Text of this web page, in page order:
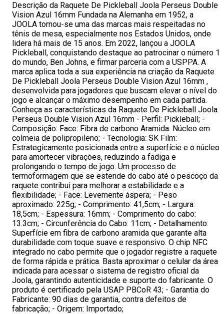
Descrição da Raquete De Pickleball Joola Perseus Double
Vision Azul 16mm Fundada na Alemanha em 1952, a
JOOLA tornou-se uma das marcas mais respeitadas no
tênis de mesa, especialmente nos Estados Unidos, onde
lidera há mais de 15 anos. Em 2022, lançou a JOOLA
Pickleball, conquistando destaque ao patrocinar o número 1
do mundo, Ben Johns, e firmar parceria com a USPPA. A
marca aplica toda a sua experiência na criação da Raquete
De Pickleball Joola Perseus Double Vision Azul 16mm ,
desenvolvida para jogadores que buscam elevar o nível do
jogo e alcançar o máximo desempenho em cada partida.
Conheça as características da Raquete De Pickleball Joola
Perseus Double Vision Azul 16mm - Perfil: Pickleball; -
Composição: Face: Fibra de carbono Aramida. Núcleo em
colmeia de polipropileno; - Tecnologia: SK Film:
Estrategicamente posicionada entre a superfície e o núcleo
para amortecer vibrações, reduzindo a fadiga e
prolongando o tempo de jogo. Um processo de
termoformagem que se estende do cabo até o pescoço da
raquete contribui para melhorar a estabilidade e a
flexibilidade; - Face: Levemente áspera; - Peso
aproximado: 225g; - Comprimento: 41,5cm; - Largura:
18,5cm; - Espessura: 16mm; - Comprimento do cabo:
13.3cm; - Circunferência do Cabo: 11cm; - Detalhamento:
Superfície em fibra de carbono aramida que garante alta
durabilidade com toque suave e responsivo. O chip NFC
integrado no cabo permite que o jogador registre a raquete
de forma rápida e prática. Basta aproximar o celular da área
indicada para acessar o sistema de registro oficial da
Joola, garantindo autenticidade e suporte do fabricante. O
produto é certificado pela USAP PBCoR 43; - Garantia do
Fabricante: 90 dias de garantia, contra defeitos de
fabricação; - Origem: Importado;